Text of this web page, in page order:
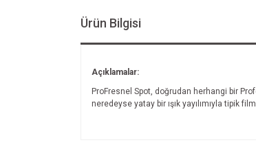
Ürün Bilgisi
Açıklamalar:
ProFresnel Spot, doğrudan herhangi bir
neredeyse yatay bir ışık yayılımıyla tipik